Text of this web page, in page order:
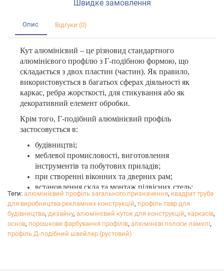
Швидке замовлення
Опис Відгуки (0)
Кут алюмінієвий – це різновид стандартного
алюмінієвого профілю з Г-подібною формою, що
складається з двох пластин (частин). Як правило,
використовується в багатьох сферах діяльності як
каркас, ребра жорсткості, для стикування або як
декоративний елемент обробки.
Крім того, Г-подібний алюмінієвий профіль
застосовується в:
будівництві;
меблевої промисловості, виготовлення
інструментів та побутових приладів;
при створенні віконних та дверних рам;
встановлення скла та монтаж підвісних стель;
авіа-, судно- та машинобудуванні;
у вигляді напрямного профілю при встановленні
конструкцій із металу;
при вирівнюванні стиків, дверних укосів,
стінних кутів;
Теги: алюмінієвий профіль загального призначення, квадрат труба
для виробництва рекламних конструкцій, профіль тавр для
будівництва, дизайну, алюмінєвий куток для конструкцій, каркасів,
основ, порошкове фарбування профілів, алюмінєві полоси ламелі,
профіль Д-подібний швейлер (рустовий)